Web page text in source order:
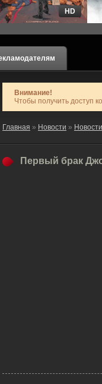
HD
Внимание!
Чтобы получить доступ
Главная » Новости »
Первый брак